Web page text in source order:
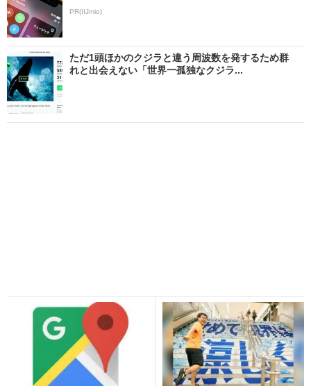
PR(IIJmio)
ただ1頭ほかのクジラと違う周波数を発するため群
れと出会えない「世界一孤独なクジラ...